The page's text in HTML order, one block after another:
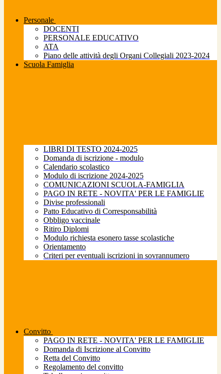
Personale
DOCENTI
PERSONALE EDUCATIVO
ATA
Piano delle attività degli Organi Collegiali 2023-2024
Scuola Famiglia
LIBRI DI TESTO 2024-2025
Domanda di iscrizione - modulo
Calendario scolastico
Modulo di iscrizione 2024-2025
COMUNICAZIONI SCUOLA-FAMIGLIA
PAGO IN RETE - NOVITA' PER LE FAMIGLIE
Divise professionali
Patto Educativo di Corresponsabilità
Obbligo vaccinale
Ritiro Diplomi
Modulo richiesta esonero tasse scolastiche
Orientamento
Criteri per eventuali iscrizioni in sovrannumero
Convitto
PAGO IN RETE - NOVITA' PER LE FAMIGLIE
Domanda di Iscrizione al Convitto
Retta del Convitto
Regolamento del convitto